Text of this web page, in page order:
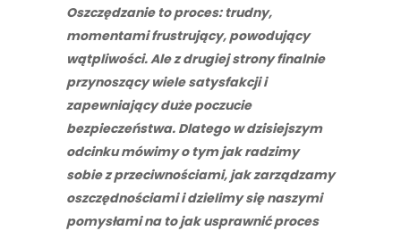
Oszczędzanie to proces: trudny,
momentami frustrujący, powodujący
wątpliwości. Ale z drugiej strony finalnie
przynoszący wiele satysfakcji i
zapewniający duże poczucie
bezpieczeństwa. Dlatego w dzisiejszym
odcinku mówimy o tym jak radzimy
sobie z przeciwnościami, jak zarządzamy
oszczędnościami i dzielimy się naszymi
pomysłami na to jak usprawnić proces